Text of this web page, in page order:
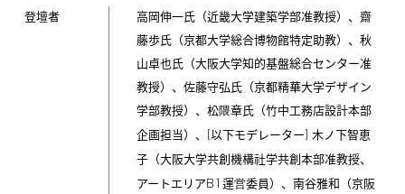
登壇者
高岡伸一氏（近畿大学建築学部准教授）、齋
藤歩氏（京都大学総合博物館特定助教）、秋
山卓也氏（大阪大学知的基盤総合センター准
教授）、佐藤守弘氏（京都精華大学デザイン
学部教授）、松隈章氏（竹中工務店設計本部
企画担当）、 [以下モデレーター] 木ノ下智恵
子（大阪大学共創機構社学共創本部准教授、
アートエリアB1 運営委員）、南谷雅和（京阪